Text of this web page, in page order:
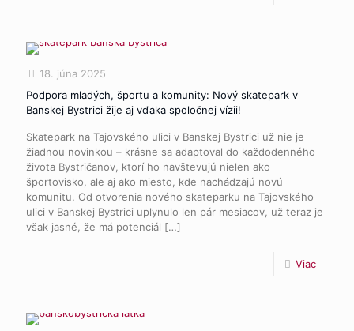
18. júna 2025
Podpora mladých, športu a komunity: Nový skatepark v
Banskej Bystrici žije aj vďaka spoločnej vízii!
Skatepark na Tajovského ulici v Banskej Bystrici už nie je
žiadnou novinkou – krásne sa adaptoval do každodenného
života Bystričanov, ktorí ho navštevujú nielen ako
športovisko, ale aj ako miesto, kde nachádzajú novú
komunitu. Od otvorenia nového skateparku na Tajovského
ulici v Banskej Bystrici uplynulo len pár mesiacov, už teraz je
však jasné, že má potenciál […]
Viac